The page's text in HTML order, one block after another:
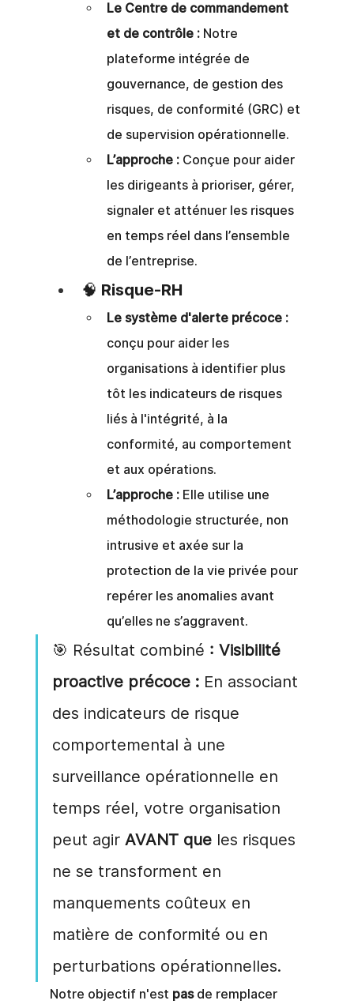
Le Centre de commandement
et de contrôle : Notre
plateforme intégrée de
gouvernance, de gestion des
risques, de conformité (GRC) et
de supervision opérationnelle.
L’approche : Conçue pour aider
les dirigeants à prioriser, gérer,
signaler et atténuer les risques
en temps réel dans l’ensemble
de l’entreprise.
🧠 Risque-RH
Le système d'alerte précoce :
conçu pour aider les
organisations à identifier plus
tôt les indicateurs de risques
liés à l'intégrité, à la
conformité, au comportement
et aux opérations.
L’approche : Elle utilise une
méthodologie structurée, non
intrusive et axée sur la
protection de la vie privée pour
repérer les anomalies avant
qu’elles ne s’aggravent.
🎯 Résultat combiné : Visibilité
proactive précoce : En associant
des indicateurs de risque
comportemental à une
surveillance opérationnelle en
temps réel, votre organisation
peut agir AVANT que les risques
ne se transforment en
manquements coûteux en
matière de conformité ou en
perturbations opérationnelles.
Notre objectif n'est pas de remplacer